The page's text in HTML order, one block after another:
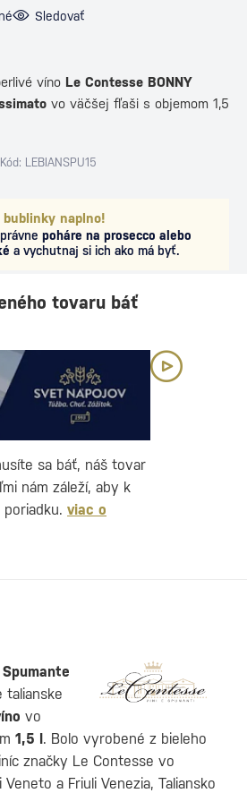
Sledovať
bublinky naplno!
poháre na prosecco alebo
a vychutnaj si ich ako má byť.
víno Le Contesse BONNY
vo väčšej fľaši s objemom 1,5
Kód: LEBIANSPU15
talianske
vo
1,5 l. Bolo vyrobené z bieleho
značky Le Contesse vo
a Friuli Venezia, Taliansko
tovaru báť
sa báť, náš tovar
nám záleží, aby k
viac o